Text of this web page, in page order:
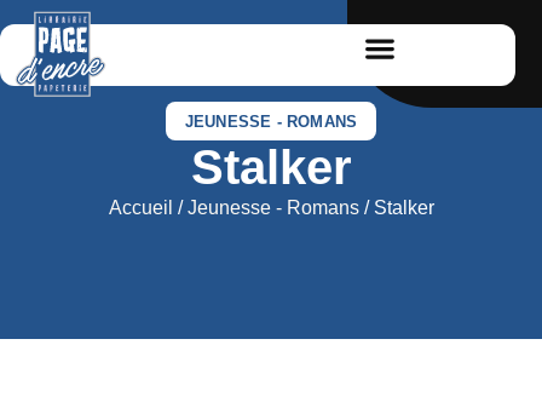
JEUNESSE - ROMANS
Stalker
Accueil /Jeunesse - Romans/ Stalker